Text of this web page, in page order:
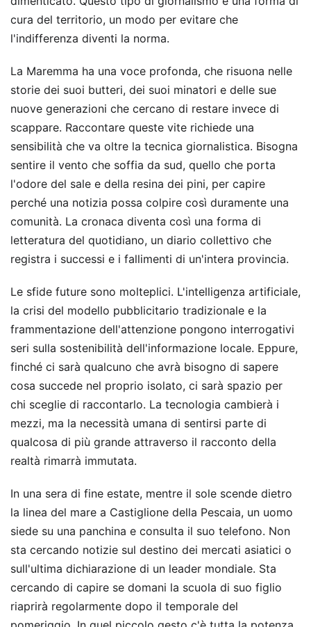
cura del territorio, un modo per evitare che
l'indifferenza diventi la norma.
La Maremma ha una voce profonda, che risuona nelle
storie dei suoi butteri, dei suoi minatori e delle sue
nuove generazioni che cercano di restare invece di
scappare. Raccontare queste vite richiede una
sensibilità che va oltre la tecnica giornalistica. Bisogna
sentire il vento che soffia da sud, quello che porta
l'odore del sale e della resina dei pini, per capire
perché una notizia possa colpire così duramente una
comunità. La cronaca diventa così una forma di
letteratura del quotidiano, un diario collettivo che
registra i successi e i fallimenti di un'intera provincia.
Le sfide future sono molteplici. L'intelligenza artificiale,
la crisi del modello pubblicitario tradizionale e la
frammentazione dell'attenzione pongono interrogativi
seri sulla sostenibilità dell'informazione locale. Eppure,
finché ci sarà qualcuno che avrà bisogno di sapere
cosa succede nel proprio isolato, ci sarà spazio per
chi sceglie di raccontarlo. La tecnologia cambierà i
mezzi, ma la necessità umana di sentirsi parte di
qualcosa di più grande attraverso il racconto della
realtà rimarrà immutata.
In una sera di fine estate, mentre il sole scende dietro
la linea del mare a Castiglione della Pescaia, un uomo
siede su una panchina e consulta il suo telefono. Non
sta cercando notizie sul destino dei mercati asiatici o
sull'ultima dichiarazione di un leader mondiale. Sta
cercando di capire se domani la scuola di suo figlio
riaprirà regolarmente dopo il temporale del